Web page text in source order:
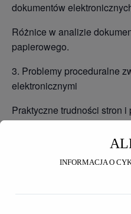
dokumentów
Różnice w analizie
papierowego.
3. Problemy proceduralne
elektronicznymi
Praktyczne trudności stron i
stosowaniem doręczeń
Wpływ doręczeń
doręczeń i prawidłowość
INFORMACJA O